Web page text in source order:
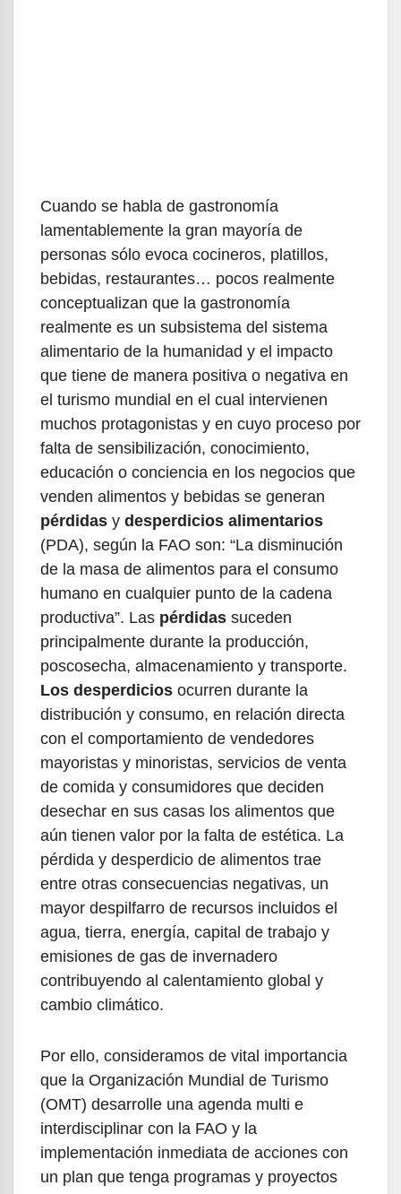
Cuando se habla de gastronomía
lamentablemente la gran mayoría de
personas sólo evoca cocineros, platillos,
bebidas, restaurantes… pocos realmente
conceptualizan que la gastronomía
realmente es un subsistema del sistema
alimentario de la humanidad y el impacto
que tiene de manera positiva o negativa en
el turismo mundial en el cual intervienen
muchos protagonistas y en cuyo proceso por
falta de sensibilización, conocimiento,
educación o conciencia en los negocios que
venden alimentos y bebidas se generan
pérdidas y desperdicios alimentarios
(PDA), según la FAO son: “La disminución
de la masa de alimentos para el consumo
humano en cualquier punto de la cadena
productiva”. Las pérdidas suceden
principalmente durante la producción,
poscosecha, almacenamiento y transporte.
Los desperdicios ocurren durante la
distribución y consumo, en relación directa
con el comportamiento de vendedores
mayoristas y minoristas, servicios de venta
de comida y consumidores que deciden
desechar en sus casas los alimentos que
aún tienen valor por la falta de estética. La
pérdida y desperdicio de alimentos trae
entre otras consecuencias negativas, un
mayor despilfarro de recursos incluidos el
agua, tierra, energía, capital de trabajo y
emisiones de gas de invernadero
contribuyendo al calentamiento global y
cambio climático.
Por ello, consideramos de vital importancia
que la Organización Mundial de Turismo
(OMT) desarrolle una agenda multi e
interdisciplinar con la FAO y la
implementación inmediata de acciones con
un plan que tenga programas y proyectos